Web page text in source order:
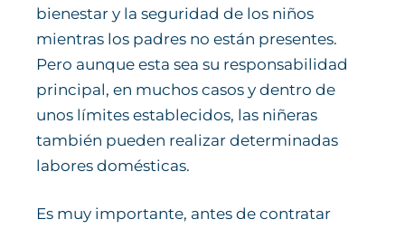
bienestar y la seguridad de los niños
mientras los padres no están presentes.
Pero aunque esta sea su responsabilidad
principal, en muchos casos y dentro de
unos límites establecidos, las niñeras
también pueden realizar determinadas
labores domésticas.
Es muy importante, antes de contratar